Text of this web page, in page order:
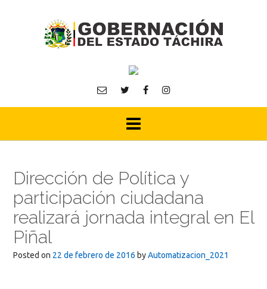
Dirección de Política y
participación ciudadana
realizará jornada integral en El
Piñal
Posted on 22 de febrero de 2016 byAutomatizacion_2021